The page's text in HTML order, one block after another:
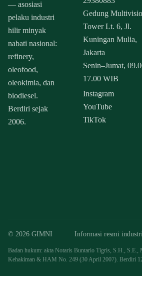
— asosiasi
pelaku industri
hilir minyak
nabati nasional:
refinery,
oleofood,
oleokimia, dan
biodiesel.
Berdiri sejak
2006.
Gedung
Tower Lt. 6, Jl.
Kuningan Mulia,
Jakarta
Senin–Jumat,
17.00 WIB
Instagram
YouTube
TikTok
© 2026 GIMNI Informasi resmi
Badan hukum: akta Notaris Buntario Tigris, S.H.,
Kehakiman & HAM No. 249 (30 April 2007). Berdiri